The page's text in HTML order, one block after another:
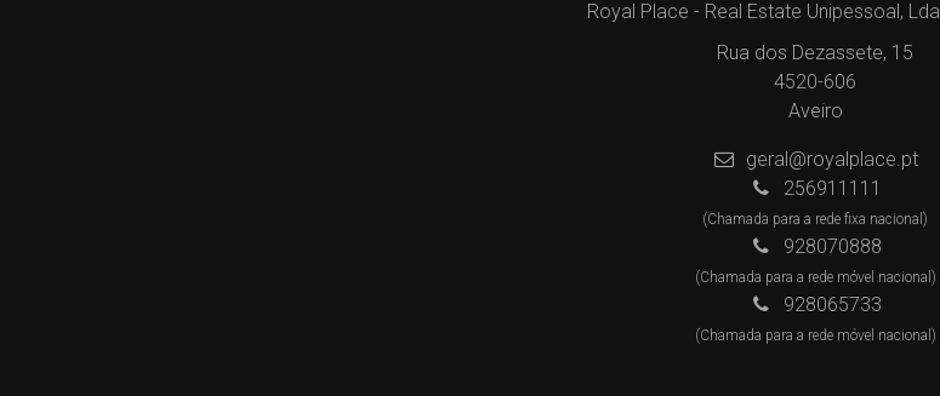
Royal Place - Real Estate Unipessoal, Lda
Rua dos Dezassete, 15
4520-606
Aveiro
geral@royalplace.pt
256911111
(Chamada para a rede fixa nacional)
928070888
(Chamada para a rede móvel nacional)
928065733
(Chamada para a rede móvel nacional)